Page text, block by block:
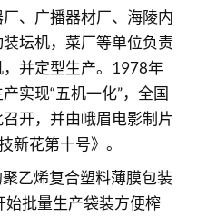
、广播器材厂、海陵内
坛机，菜厂等单位负责
并定型生产。1978年
实现“五机一化”，全国
开，并由峨眉电影制片
花第十号》。
乙烯复合塑料薄膜包装
始批量生产袋装方便榨